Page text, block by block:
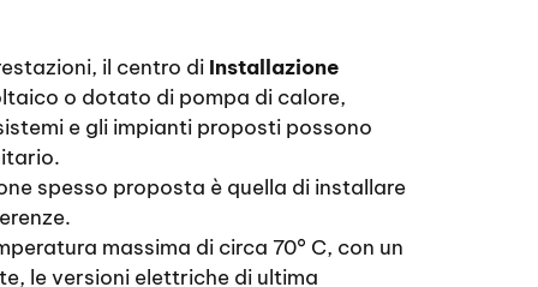
il centro di Installazione
o dotato di pompa di calore,
e gli impianti proposti possono
spesso proposta è quella di installare
massima di circa 70° C, con un
le versioni elettriche di ultima